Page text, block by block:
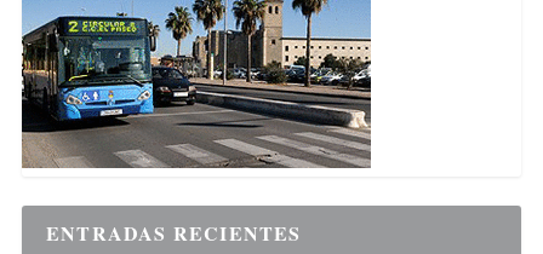
ENTRADAS RECIENTES